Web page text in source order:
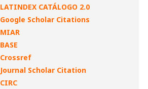
LATINDEX CATÁLOGO 2.0
Google Scholar Citations
MIAR
BASE
Crossref
Journal Scholar Citation
CIRC